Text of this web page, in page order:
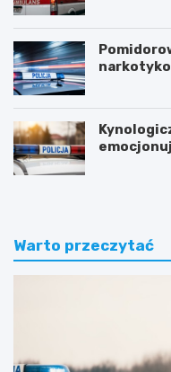
Warto przeczytać